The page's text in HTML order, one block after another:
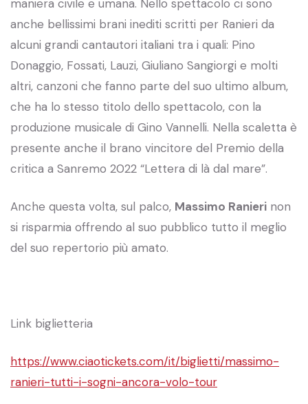
maniera civile e umana. Nello spettacolo ci sono
anche bellissimi brani inediti scritti per Ranieri da
alcuni grandi cantautori italiani tra i quali: Pino
Donaggio, Fossati, Lauzi, Giuliano Sangiorgi e molti
altri, canzoni che fanno parte del suo ultimo album,
che ha lo stesso titolo dello spettacolo, con la
produzione musicale di Gino Vannelli. Nella scaletta è
presente anche il brano vincitore del Premio della
critica a Sanremo 2022 “Lettera di là dal mare”.
Anche questa volta, sul palco, Massimo Ranieri non
si risparmia offrendo al suo pubblico tutto il meglio
del suo repertorio più amato.
Link biglietteria
https://www.ciaotickets.com/it/biglietti/massimo-
ranieri-tutti-i-sogni-ancora-volo-tour